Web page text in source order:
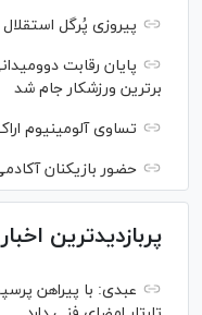
پیروزی پُرگل
پایان رقابت
برترین ورزشکار جام شد
تساوی آلومینیوم
حضور بازیکنان
پربازدیدترین اخبار
عبدی: با پیراهن